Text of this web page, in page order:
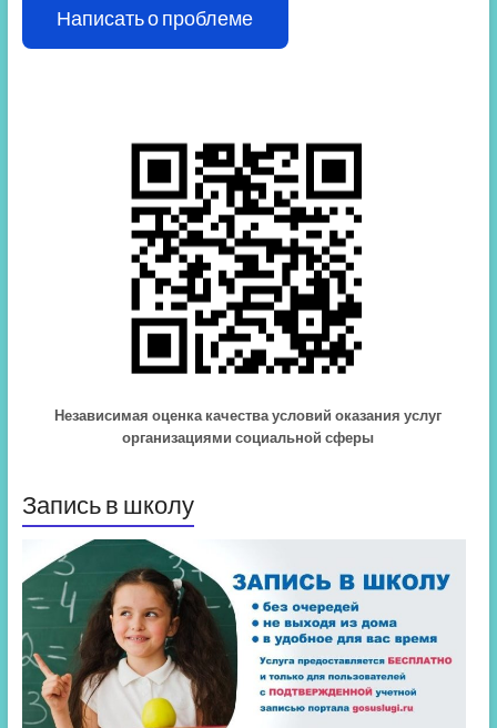
Написать о проблеме
Независимая оценка качества условий оказания услуг
организациями социальной сферы
Запись в школу